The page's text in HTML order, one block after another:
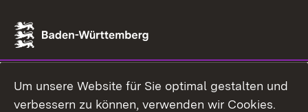
Um unsere Website für Sie optimal gestalten und
verbessern zu können, verwenden wir Cookies.